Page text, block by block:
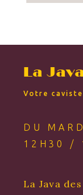
La
Votre caviste
DU
12H30 /
La Java